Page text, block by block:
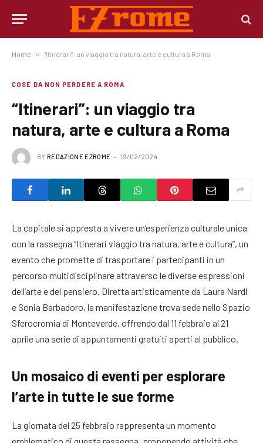
Home » “Itinerari”: un viaggio tra natura, arte e cultura a Roma
COSE DA NON PERDERE A ROMA
“Itinerari”: un viaggio tra
natura, arte e cultura a Roma
BY REDAZIONE EZROME 19/02/2024
La capitale si appresta a vivere un’esperienza culturale unica
con la rassegna “Itinerari viaggio tra natura, arte e cultura”, un
evento che promette di trasportare i partecipanti in un
percorso multidisciplinare attraverso le diverse espressioni
dell’arte e del pensiero. Diretta artisticamente da Laura Nardi
e Sonia Barbadoro, la manifestazione trova sede nello Spazio
Sferocromia di Monteverde, offrendo dal 11 febbraio al 21
aprile una serie di appuntamenti gratuiti aperti al pubblico.
Un mosaico di eventi per esplorare
l’arte in tutte le sue forme
La giornata del 25 febbraio rappresenta un momento